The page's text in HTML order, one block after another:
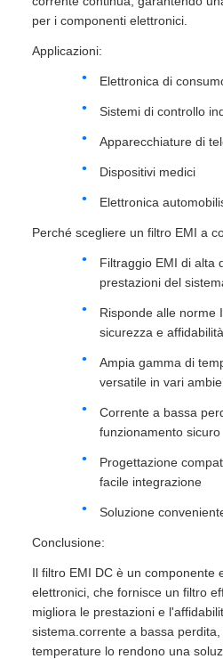
per i componenti elettronici.
Applicazioni:
Elettronica di
Sistemi di controllo
Apparecchiature di
Dispositivi medici
Elettronica
Perché scegliere un filtro EMI a
Filtraggio EMI di alta
prestazioni del
Risponde alle norme
sicurezza e affidabilità
Ampia gamma di
versatile in vari
Corrente a bassa
funzionamento sicuro
Progettazione
facile integrazione
Soluzione
Conclusione:
Il filtro EMI DC è un componente
elettronici, che fornisce un filtro
migliora le prestazioni e
sistema.corrente a bassa
temperature lo rendono una